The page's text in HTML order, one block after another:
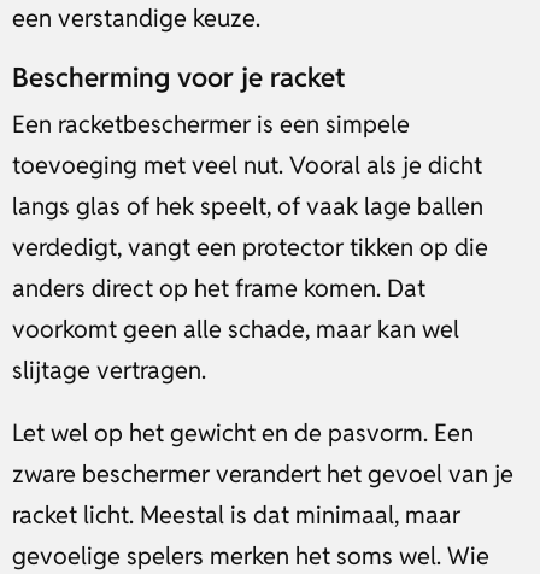
een verstandige keuze.
Bescherming voor je racket
Een racketbeschermer is een simpele
toevoeging met veel nut. Vooral als je dicht
langs glas of hek speelt, of vaak lage ballen
verdedigt, vangt een protector tikken op die
anders direct op het frame komen. Dat
voorkomt geen alle schade, maar kan wel
slijtage vertragen.
Let wel op het gewicht en de pasvorm. Een
zware beschermer verandert het gevoel van je
racket licht. Meestal is dat minimaal, maar
gevoelige spelers merken het soms wel. Wie